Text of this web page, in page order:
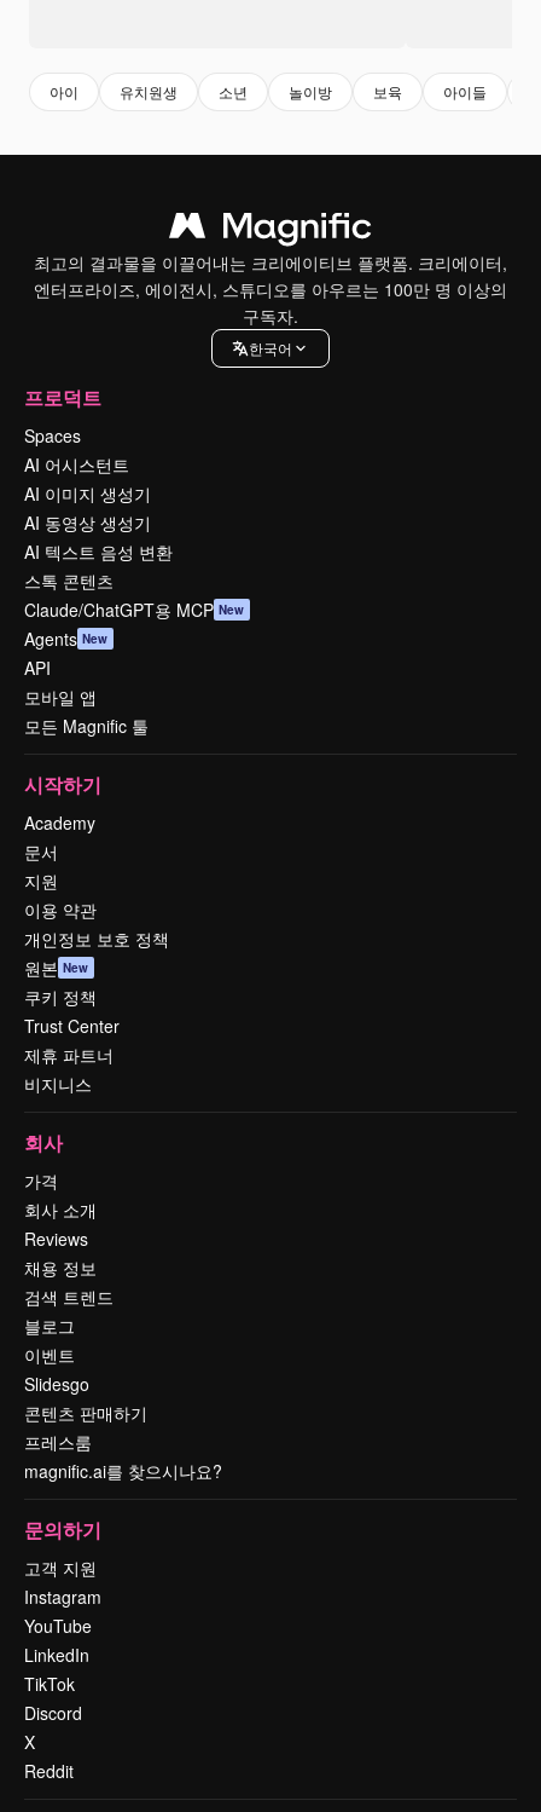
아이 유치원생 소년 놀이방 보육 아이들
최고의 결과물을 이끌어내는 크리에이티브 플랫폼. 크리에이터,
엔터프라이즈, 에이전시, 스튜디오를 아우르는 100만 명 이상의
구독자.
한국어
프로덕트
Spaces
AI 어시스턴트
AI 이미지 생성기
AI 동영상 생성기
AI 텍스트 음성 변환
스톡 콘텐츠
Claude/ChatGPT용 MCP New
Agents New
API
모바일 앱
모든 Magnific 툴
시작하기
Academy
문서
지원
이용 약관
개인정보 보호 정책
원본 New
쿠키 정책
Trust Center
제휴 파트너
비지니스
회사
가격
회사 소개
Reviews
채용 정보
검색 트렌드
블로그
이벤트
Slidesgo
콘텐츠 판매하기
프레스룸
magnific.ai를 찾으시나요?
문의하기
고객 지원
Instagram
YouTube
LinkedIn
TikTok
Discord
X
Reddit